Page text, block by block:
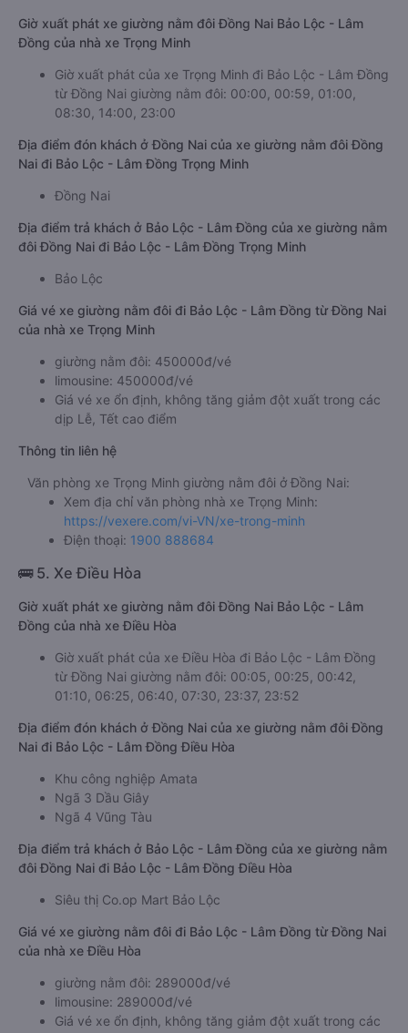
Giờ xuất phát xe giường nằm đôi Đồng Nai Bảo Lộc - Lâm
Đồng của nhà xe Trọng Minh
Giờ xuất phát của xe Trọng Minh đi Bảo Lộc - Lâm Đồng
từ Đồng Nai giường nằm đôi: 00:00, 00:59, 01:00,
08:30, 14:00, 23:00
Địa điểm đón khách ở Đồng Nai của xe giường nằm đôi Đồng
Nai đi Bảo Lộc - Lâm Đồng Trọng Minh
Đồng Nai
Địa điểm trả khách ở Bảo Lộc - Lâm Đồng của xe giường nằm
đôi Đồng Nai đi Bảo Lộc - Lâm Đồng Trọng Minh
Bảo Lộc
Giá vé xe giường nằm đôi đi Bảo Lộc - Lâm Đồng từ Đồng Nai
của nhà xe Trọng Minh
giường nằm đôi: 450000đ/vé
limousine: 450000đ/vé
Giá vé xe ổn định, không tăng giảm đột xuất trong các
dịp Lễ, Tết cao điểm
Thông tin liên hệ
Văn phòng xe Trọng Minh giường nằm đôi ở Đồng Nai:
Xem địa chỉ văn phòng nhà xe Trọng Minh:
https://vexere.com/vi-VN/xe-trong-minh
Điện thoại: 1900 888684
🚌 5. Xe Điều Hòa
Giờ xuất phát xe giường nằm đôi Đồng Nai Bảo Lộc - Lâm
Đồng của nhà xe Điều Hòa
Giờ xuất phát của xe Điều Hòa đi Bảo Lộc - Lâm Đồng
từ Đồng Nai giường nằm đôi: 00:05, 00:25, 00:42,
01:10, 06:25, 06:40, 07:30, 23:37, 23:52
Địa điểm đón khách ở Đồng Nai của xe giường nằm đôi Đồng
Nai đi Bảo Lộc - Lâm Đồng Điều Hòa
Khu công nghiệp Amata
Ngã 3 Dầu Giây
Ngã 4 Vũng Tàu
Địa điểm trả khách ở Bảo Lộc - Lâm Đồng của xe giường nằm
đôi Đồng Nai đi Bảo Lộc - Lâm Đồng Điều Hòa
Siêu thị Co.op Mart Bảo Lộc
Giá vé xe giường nằm đôi đi Bảo Lộc - Lâm Đồng từ Đồng Nai
của nhà xe Điều Hòa
giường nằm đôi: 289000đ/vé
limousine: 289000đ/vé
Giá vé xe ổn định, không tăng giảm đột xuất trong các